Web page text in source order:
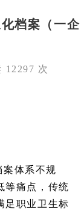
档案（一企
12297 次
案体系不规
等痛点，传统
足职业卫生标